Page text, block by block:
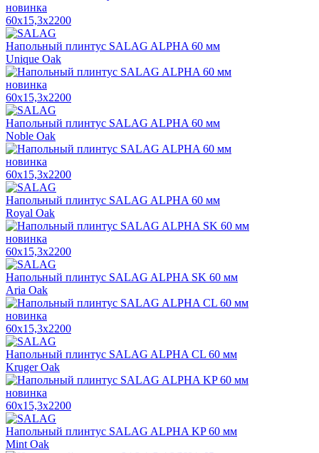
новинка
60x15,3x2200
Напольный плинтус SALAG ALPHA 60 мм
Unique Oak
новинка
60x15,3x2200
Напольный плинтус SALAG ALPHA 60 мм
Noble Oak
новинка
60x15,3x2200
Напольный плинтус SALAG ALPHA 60 мм
Royal Oak
новинка
60x15,3x2200
Напольный плинтус SALAG ALPHA SK 60 мм
Aria Oak
новинка
60x15,3x2200
Напольный плинтус SALAG ALPHA CL 60 мм
Kruger Oak
новинка
60x15,3x2200
Напольный плинтус SALAG ALPHA KP 60 мм
Mint Oak